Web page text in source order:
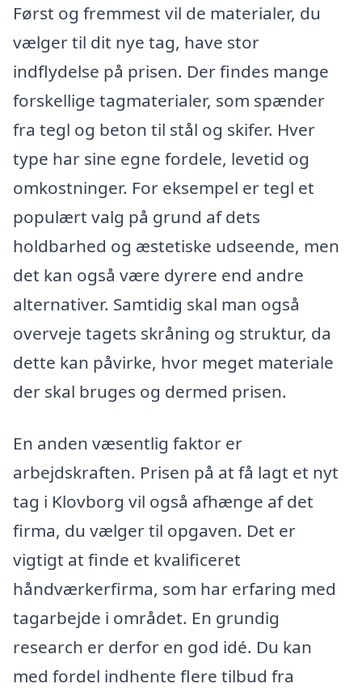
Først og fremmest vil de materialer, du
vælger til dit nye tag, have stor
indflydelse på prisen. Der findes mange
forskellige tagmaterialer, som spænder
fra tegl og beton til stål og skifer. Hver
type har sine egne fordele, levetid og
omkostninger. For eksempel er tegl et
populært valg på grund af dets
holdbarhed og æstetiske udseende, men
det kan også være dyrere end andre
alternativer. Samtidig skal man også
overveje tagets skråning og struktur, da
dette kan påvirke, hvor meget materiale
der skal bruges og dermed prisen.
En anden væsentlig faktor er
arbejdskraften. Prisen på at få lagt et nyt
tag i Klovborg vil også afhænge af det
firma, du vælger til opgaven. Det er
vigtigt at finde et kvalificeret
håndværkerfirma, som har erfaring med
tagarbejde i området. En grundig
research er derfor en god idé. Du kan
med fordel indhente flere tilbud fra